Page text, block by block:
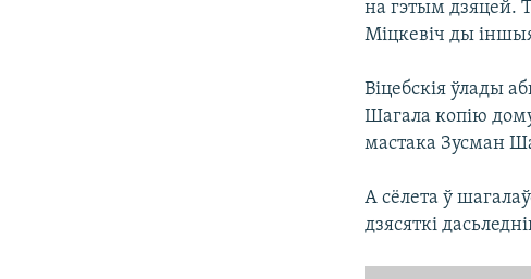
на гэтым дзяцей.
Міцкевіч ды
Віцебскія ўлады
Шагала копію
мастака Зусман
А сёлета ў
дзясяткі